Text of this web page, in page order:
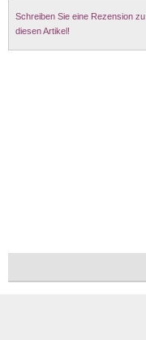
Schreiben Sie eine Rezension zu
diesen Artikel!